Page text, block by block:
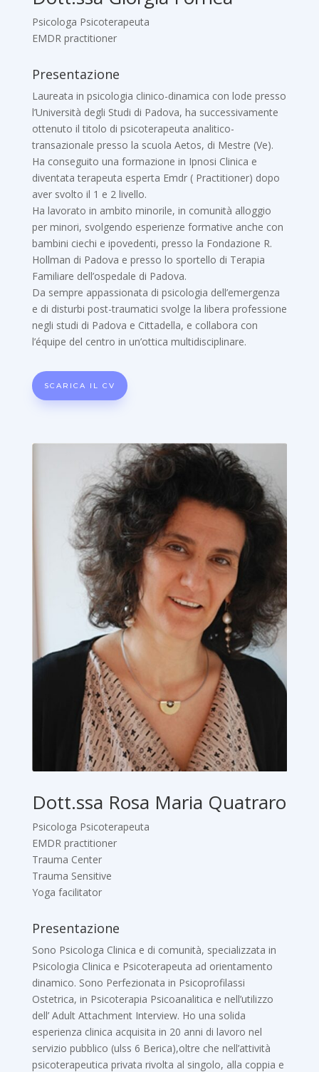
Psicologa Psicoterapeuta
EMDR practitioner
Presentazione
Laureata in psicologia clinico-dinamica con lode presso
l’Università degli Studi di Padova, ha successivamente
ottenuto il titolo di psicoterapeuta analitico-
transazionale presso la scuola Aetos, di Mestre (Ve).
Ha conseguito una formazione in Ipnosi Clinica e
diventata terapeuta esperta Emdr ( Practitioner) dopo
aver svolto il 1 e 2 livello.
Ha lavorato in ambito minorile, in comunità alloggio
per minori, svolgendo esperienze formative anche con
bambini ciechi e ipovedenti, presso la Fondazione R.
Hollman di Padova e presso lo sportello di Terapia
Familiare dell’ospedale di Padova.
Da sempre appassionata di psicologia dell’emergenza
e di disturbi post-traumatici svolge la libera professione
negli studi di Padova e Cittadella, e collabora con
l’équipe del centro in un’ottica multidisciplinare.
SCARICA IL CV
Dott.ssa Rosa Maria Quatraro
Psicologa Psicoterapeuta
EMDR practitioner
Trauma Center
Trauma Sensitive
Yoga facilitator
Presentazione
Sono Psicologa Clinica e di comunità, specializzata in
Psicologia Clinica e Psicoterapeuta ad orientamento
dinamico. Sono Perfezionata in Psicoprofilassi
Ostetrica, in Psicoterapia Psicoanalitica e nell’utilizzo
dell’ Adult Attachment Interview. Ho una solida
esperienza clinica acquisita in 20 anni di lavoro nel
servizio pubblico (ulss 6 Berica),oltre che nell’attività
psicoterapeutica privata rivolta al singolo, alla coppia e